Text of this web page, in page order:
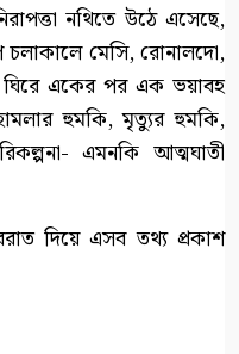
নথিতে উঠে এসেছে,
মেসি, রোনালদো,
ঘিরে একের পর এক ভয়াবহ
হুমকি, মৃত্যুর হুমকি,
এমনকি আত্মঘাতী
দিয়ে এসব তথ্য প্রকাশ